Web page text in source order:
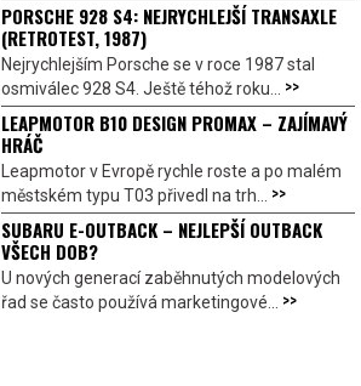
PORSCHE 928 S4: NEJRYCHLEJŠÍ TRANSAXLE
(RETROTEST, 1987)
Nejrychlejším Porsche se v roce 1987 stal
osmiválec 928 S4. Ještě téhož roku... >>
LEAPMOTOR B10 DESIGN PROMAX – ZAJÍMAVÝ
HRÁČ
Leapmotor v Evropě rychle roste a po malém
městském typu T03 přivedl na trh... >>
SUBARU E-OUTBACK – NEJLEPŠÍ OUTBACK
VŠECH DOB?
U nových generací zaběhnutých modelových
řad se často používá marketingové... >>